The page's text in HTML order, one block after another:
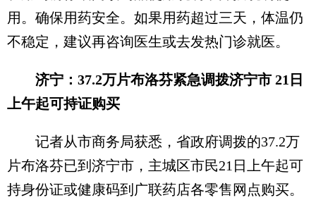
用。确保用药安全。如果用药超过三天，体温仍
不稳定，建议再咨询医生或去发热门诊就医。
济宁：37.2万片布洛芬紧急调拨济宁市 21日
上午起可持证购买
记者从市商务局获悉，省政府调拨的37.2万
片布洛芬已到济宁市，主城区市民21日上午起可
持身份证或健康码到广联药店各零售网点购买。